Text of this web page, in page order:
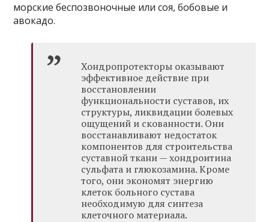
морские беспозвоночные или соя, бобовые и
авокадо.
Хондропротекторы оказывают
эффективное действие при
восстановлении
функциональности суставов, их
структуры, ликвидации болевых
ощущений и скованности. Они
восстанавливают недостаток
компонентов для строительства
суставной ткани — хондроитина
сульфата и глюкозамина. Кроме
того, они экономят энергию
клеток больного сустава
необходимую для синтеза
клеточного материала.